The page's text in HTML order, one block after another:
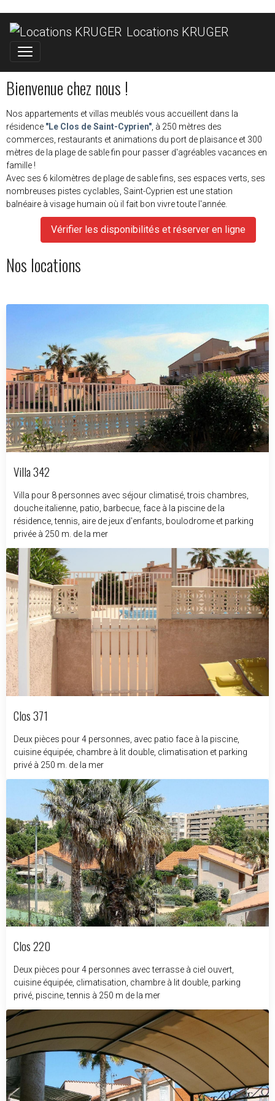
Locations KRUGER
Bienvenue chez nous !
Nos appartements et villas meublés vous accueillent dans la
résidence "Le Clos de Saint-Cyprien" , à 250 mètres des
commerces, restaurants et animations du port de plaisance et 300
mètres de la plage de sable fin pour passer d'agréables vacances en
famille !
Avec ses 6 kilomètres de plage de sable fins, ses espaces verts, ses
nombreuses pistes cyclables, Saint-Cyprien est une station
balnéaire à visage humain où il fait bon vivre toute l'année.
Vérifier les disponibilités et réserver en ligne
Nos locations
Villa 342
Villa pour 8 personnes avec séjour climatisé, trois chambres,
douche italienne, patio, barbecue, face à la piscine de la
résidence, tennis, aire de jeux d'enfants, boulodrome et parking
privée à 250 m. de la mer
Clos 371
Deux pièces pour 4 personnes, avec patio face à la piscine,
cuisine équipée, chambre à lit double, climatisation et parking
privé à 250 m. de la mer
Clos 220
Deux pièces pour 4 personnes avec terrasse à ciel ouvert,
cuisine équipée, climatisation, chambre à lit double, parking
privé, piscine, tennis à 250 m de la mer